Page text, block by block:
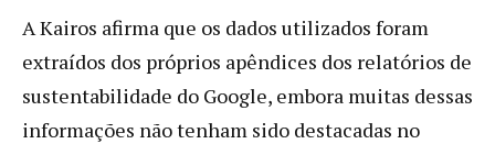
A Kairos afirma que os dados utilizados foram
extraídos dos próprios apêndices dos relatórios de
sustentabilidade do Google, embora muitas dessas
informações não tenham sido destacadas no